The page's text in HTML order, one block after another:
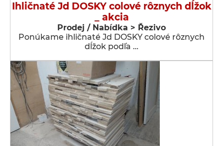
Ihličnaté Jd DOSKY colové rôznych dĺžok
_ akcia
Prodej / Nabídka > Řezivo
Ponúkame ihličnaté Jd DOSKY colové rôznych
dĺžok podľa …